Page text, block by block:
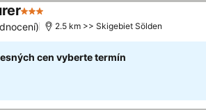
3 Počet hvězdiček
2.5 km >> Skigebiet Sölden
cen vyberte termín